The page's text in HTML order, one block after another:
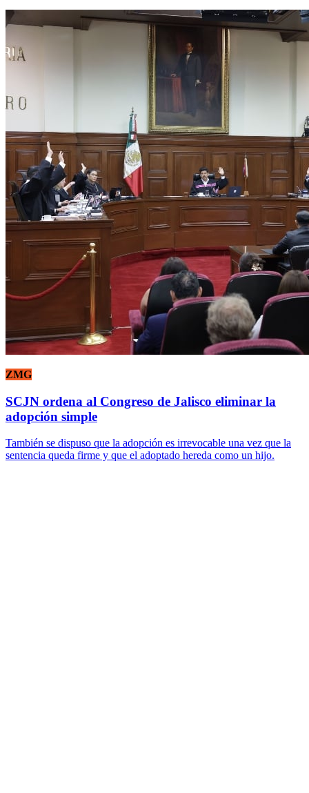
ZMG
SCJN ordena al Congreso de Jalisco eliminar la
adopción simple
También se dispuso que la adopción es irrevocable una vez que la
sentencia queda firme y que el adoptado hereda como un hijo.